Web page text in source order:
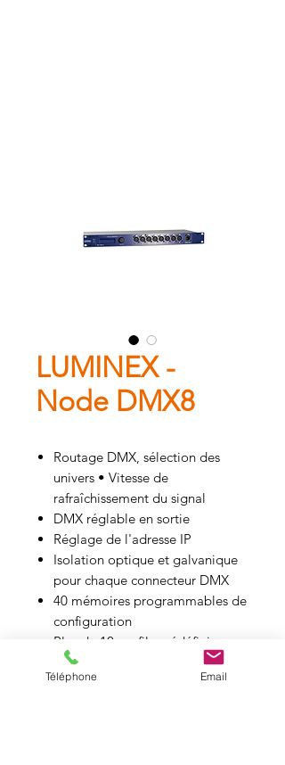
LUMINEX -
Node DMX8
Routage DMX, sélection des
univers • Vitesse de
rafraîchissement du signal
DMX réglable en sortie
Réglage de l'adresse IP
Isolation optique et galvanique
pour chaque connecteur DMX
40 mémoires programmables de
configuration
Plus de 10 profils prédéfinis
(Ethernet, splitters, merger,
backup...)
Téléphone Email